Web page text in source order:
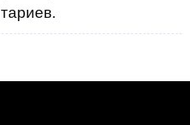
не просто обокрала
но
Кроме того